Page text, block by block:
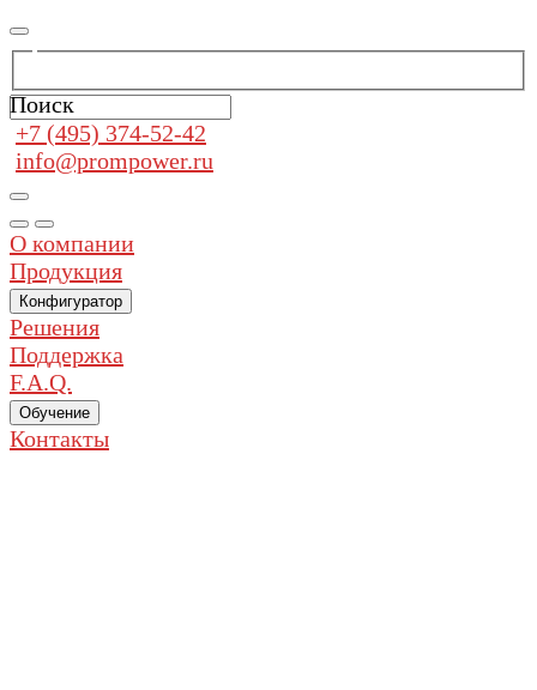
Поиск
+7 (495) 374-52-42
info@prompower.ru
О компании
Продукция
Конфигуратор
Решения
Поддержка
F.A.Q.
Обучение
Контакты